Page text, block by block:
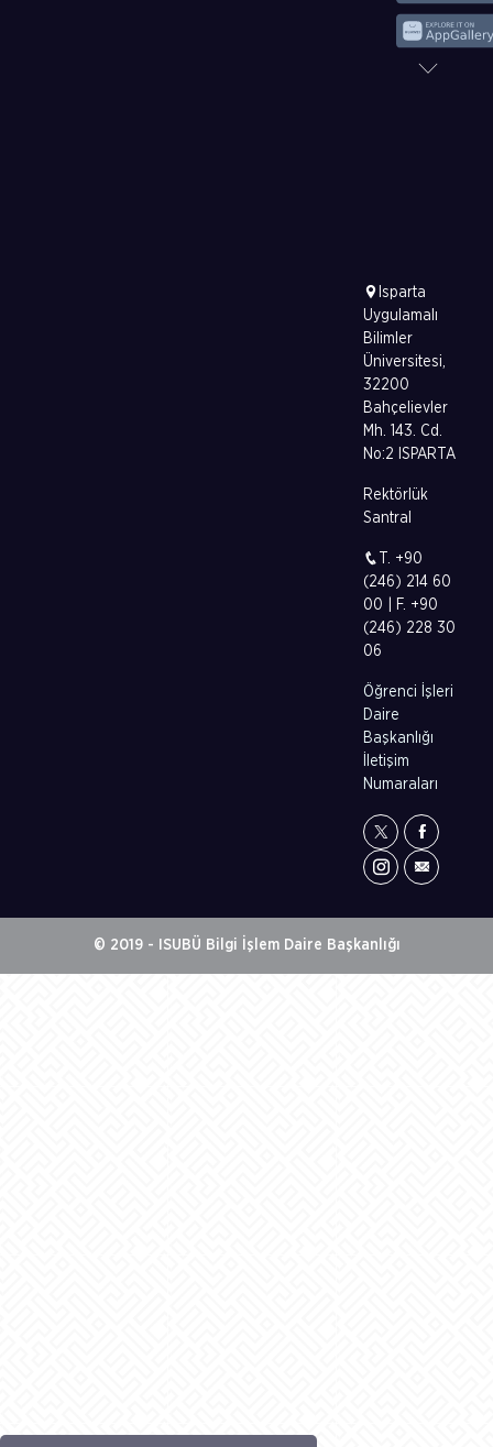
Isparta
Uygulamalı
Bilimler
Üniversitesi,
32200
Bahçelievler
Mh. 143. Cd.
No:2 ISPARTA
Rektörlük
Santral
T. +90
(246) 214 60
00 | F. +90
(246) 228 30
06
Öğrenci İşleri
Daire
Başkanlığı
İletişim
Numaraları
© 2019 - ISUBÜ Bilgi İşlem Daire Başkanlığı